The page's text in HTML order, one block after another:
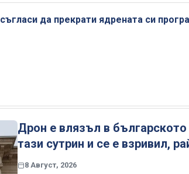
да прекрати ядрената си
Дрон е влязъл в
тази сутрин и се е взривил,
8 Август, 2026